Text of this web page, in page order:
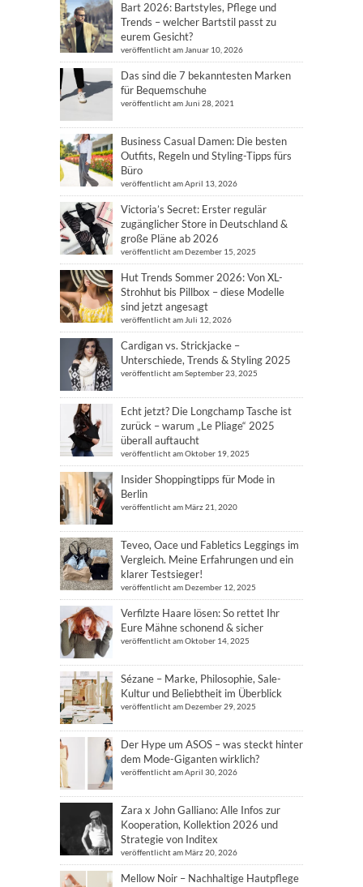
Bart 2026: Bartstyles, Pflege und
Trends – welcher Bartstil passt zu
eurem Gesicht?
veröffentlicht am Januar 10, 2026
Das sind die 7 bekanntesten Marken
für Bequemschuhe
veröffentlicht am Juni 28, 2021
Business Casual Damen: Die besten
Outfits, Regeln und Styling-Tipps fürs
Büro
veröffentlicht am April 13, 2026
Victoria’s Secret: Erster regulär
zugänglicher Store in Deutschland &
große Pläne ab 2026
veröffentlicht am Dezember 15, 2025
Hut Trends Sommer 2026: Von XL-
Strohhut bis Pillbox – diese Modelle
sind jetzt angesagt
veröffentlicht am Juli 12, 2026
Cardigan vs. Strickjacke –
Unterschiede, Trends & Styling 2025
veröffentlicht am September 23, 2025
Echt jetzt? Die Longchamp Tasche ist
zurück – warum „Le Pliage“ 2025
überall auftaucht
veröffentlicht am Oktober 19, 2025
Insider Shoppingtipps für Mode in
Berlin
veröffentlicht am März 21, 2020
Teveo, Oace und Fabletics Leggings im
Vergleich. Meine Erfahrungen und ein
klarer Testsieger!
veröffentlicht am Dezember 12, 2025
Verfilzte Haare lösen: So rettet Ihr
Eure Mähne schonend & sicher
veröffentlicht am Oktober 14, 2025
Sézane – Marke, Philosophie, Sale-
Kultur und Beliebtheit im Überblick
veröffentlicht am Dezember 29, 2025
Der Hype um ASOS – was steckt hinter
dem Mode-Giganten wirklich?
veröffentlicht am April 30, 2026
Zara x John Galliano: Alle Infos zur
Kooperation, Kollektion 2026 und
Strategie von Inditex
veröffentlicht am März 20, 2026
Mellow Noir – Nachhaltige Hautpflege